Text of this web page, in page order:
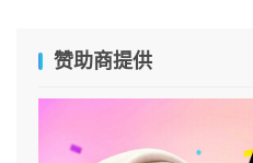
赞助商提供